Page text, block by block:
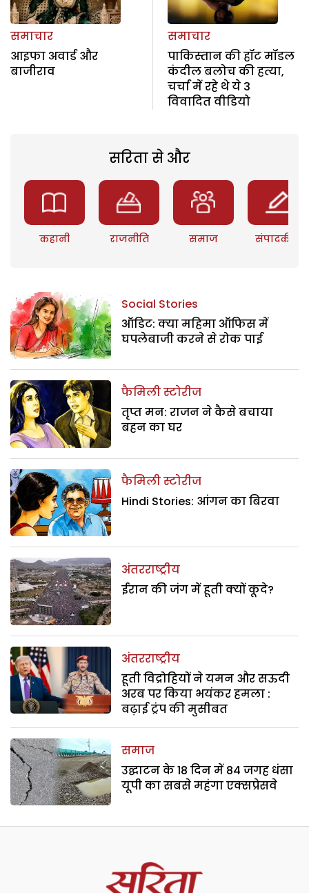
समाचार
आइफा अवार्ड और
बाजीराव
समाचार
पाकिस्तान की हॉट मॉडल
कंदील बलोच की हत्या,
चर्चा में रहे थे ये 3
विवादित वीडियो
सरिता से और
कहानी राजनीति समाज संपादकीय
Social Stories
ऑडिट: क्या महिमा ऑफिस में
घपलेबाजी करने से रोक पाई
फैमिली स्टोरीज
तृप्त मन: राजन ने कैसे बचाया
बहन का घर
फैमिली स्टोरीज
Hindi Stories: आंगन का बिरवा
अंतरराष्ट्रीय
ईरान की जंग में हूती क्यों कूदे?
अंतरराष्ट्रीय
हूती विद्रोहियों ने यमन और सऊदी
अरब पर किया भयंकर हमला :
बढ़ाई ट्रंप की मुसीबत
समाज
उद्घाटन के 18 दिन में 84 जगह धंसा
यूपी का सबसे महंगा एक्सप्रेसवे